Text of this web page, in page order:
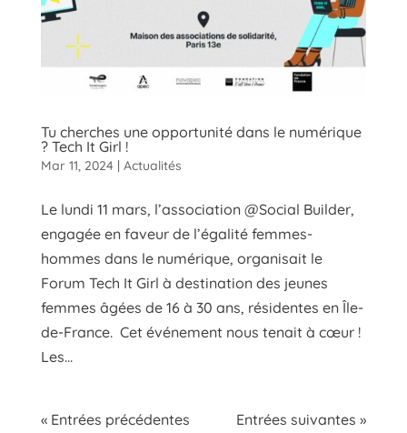
Tu cherches une opportunité dans le numérique
? Tech It Girl !
Mar 11, 2024| Actualités
Le lundi 11 mars, l’association @Social Builder,
engagée en faveur de l’égalité femmes-
hommes dans le numérique, organisait le
Forum Tech It Girl à destination des jeunes
femmes âgées de 16 à 30 ans, résidentes en Île-
de-France. Cet événement nous tenait à cœur !
Les...
« Entrées précédentes Entrées suivantes »